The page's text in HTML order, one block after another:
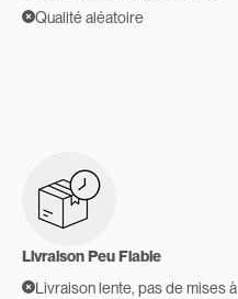
Qualité aléatoire
Livraison Peu Fiable
Livraison lente, pas de mises à